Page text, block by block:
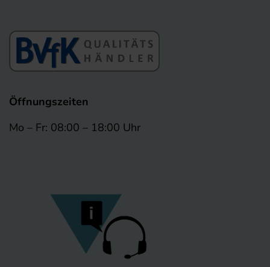
Öffnungszeiten
Mo – Fr: 08:00 – 18:00 Uhr